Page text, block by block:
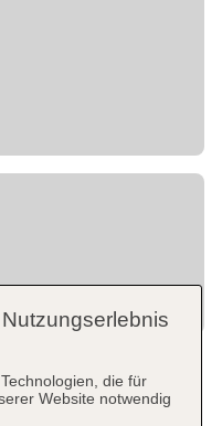
die für
Website notwendig